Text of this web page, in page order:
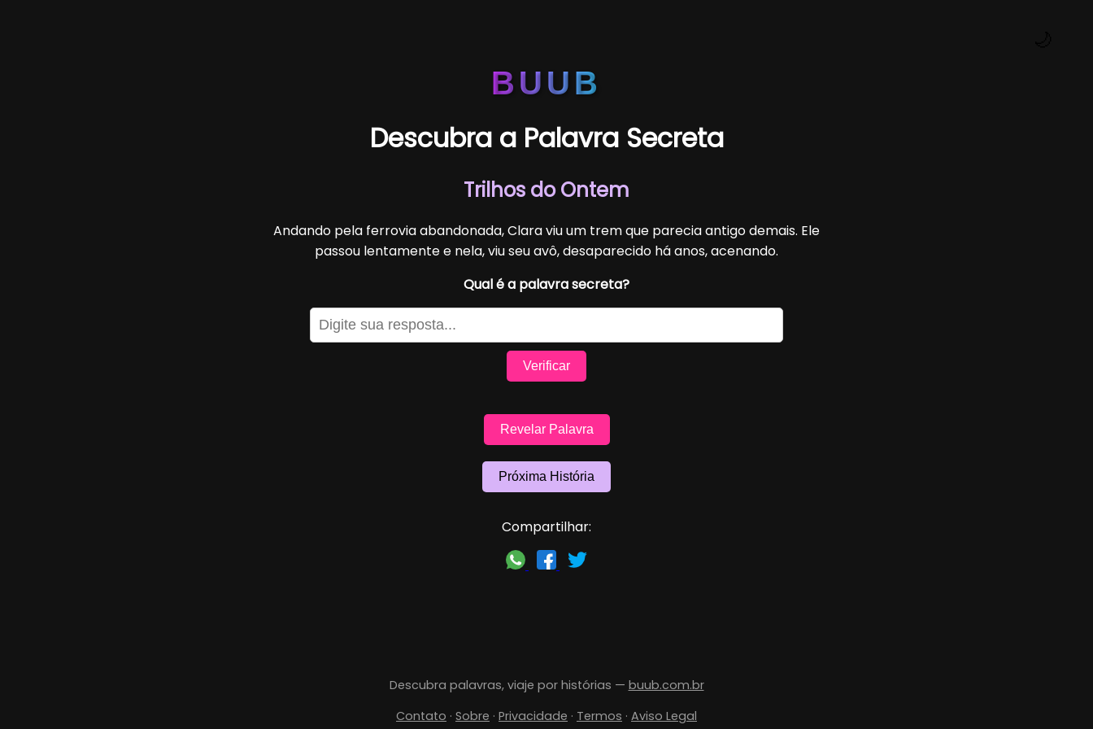
BUUB
Descubra a Palavra Secreta
Trilhos do Ontem
Andando pela ferrovia abandonada, Clara viu um trem que parecia antigo demais. Ele
passou lentamente e nela, viu seu avô, desaparecido há anos, acenando.
Qual é a palavra secreta?
Verificar
Revelar Palavra
Próxima História
Compartilhar:
Descubra palavras, viaje por histórias — buub.com.br
Contato · Sobre · Privacidade · Termos · Aviso Legal